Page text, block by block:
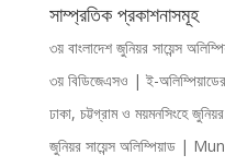
সাম্প্রতিক প্রকাশনাসমূহ
৩য় বাংলাদেশ জুনিয়র সায়েন্স
৩য় বিডিজেএসও | ই-
ঢাকা, চট্টগ্রাম ও ময়মনসিংহে
জুনিয়র সায়েন্স অলিম্পিয়াড |